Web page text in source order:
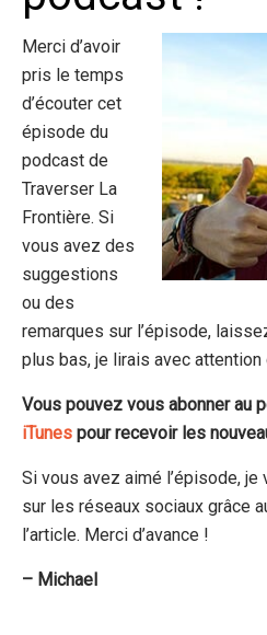
Merci d’avoir
pris le temps
d’écouter cet
épisode du
podcast de
Traverser La
Frontière. Si
vous avez des
suggestions
ou des
remarques sur l’épisode,
plus bas, je lirais avec
Vous pouvez vous abonner au
iTunes pour recevoir les
Si vous avez aimé l’épisode,
sur les réseaux sociaux grâce
l’article. Merci d’avance !
– Michael